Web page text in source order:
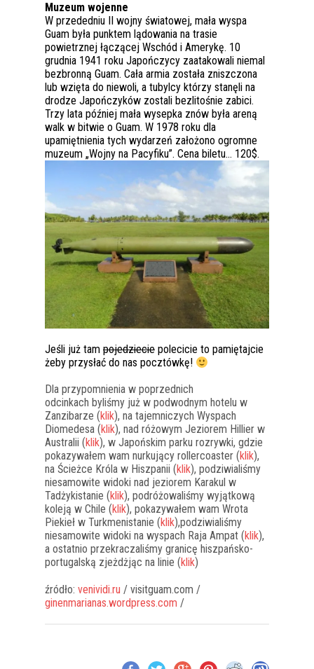
Muzeum wojenne
W przededniu II wojny światowej, mała wyspa
Guam była punktem lądowania na trasie
powietrznej łączącej Wschód i Amerykę. 10
grudnia 1941 roku Japończycy zaatakowali niemal
bezbronną Guam. Cała armia została zniszczona
lub wzięta do niewoli, a tubylcy którzy stanęli na
drodze Japończyków zostali bezlitośnie zabici.
Trzy lata później mała wysepka znów była areną
walk w bitwie o Guam. W 1978 roku dla
upamiętnienia tych wydarzeń założono ogromne
muzeum „Wojny na Pacyfiku”. Cena biletu… 120$.
Jeśli już tam pojedziecie polecicie to pamiętajcie
żeby przysłać do nas pocztówkę!
Dla przypomnienia w poprzednich
odcinkach byliśmy już w podwodnym hotelu w
Zanzibarze (klik), na tajemniczych Wyspach
Diomedesa (klik), nad różowym Jeziorem Hillier w
Australii (klik), w Japońskim parku rozrywki, gdzie
pokazywałem wam nurkujący rollercoaster (klik),
na Ścieżce Króla w Hiszpanii (klik), podziwialiśmy
niesamowite widoki nad jeziorem Karakul w
Tadżykistanie (klik), podróżowaliśmy wyjątkową
koleją w Chile (klik), pokazywałem wam Wrota
Piekieł w Turkmenistanie (klik),podziwialiśmy
niesamowite widoki na wyspach Raja Ampat (klik),
a ostatnio przekraczaliśmy granicę hiszpańsko-
portugalską zjeżdżjąc na linie (klik)
źródło: venividi.ru / visitguam.com /
ginenmarianas.wordpress.com /